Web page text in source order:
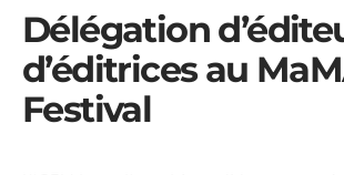
Délégation
d’éditrices au
Festival